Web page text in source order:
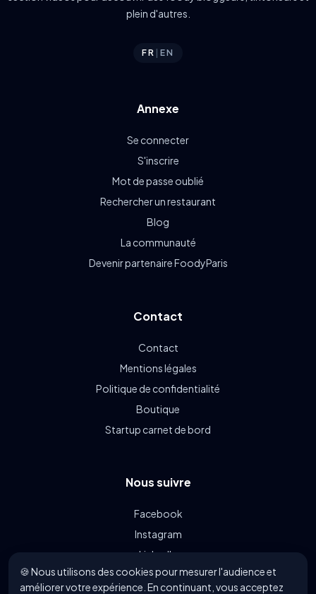
plein d'autres.
FR |EN
Annexe
Se connecter
S'inscrire
Mot de passe oublié
Rechercher un restaurant
Blog
La communauté
Devenir partenaire FoodyParis
Contact
Contact
Mentions légales
Politique de confidentialité
Boutique
Startup carnet de bord
Nous suivre
Facebook
Instagram
LinkedIn
Linkin.bio
🍪 Nous utilisons des cookies pour mesurer l'audience et
améliorer votre expérience. En continuant, vous acceptez